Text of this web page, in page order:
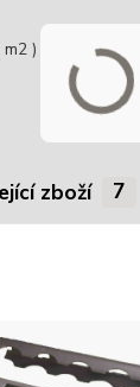
)
zboží 7